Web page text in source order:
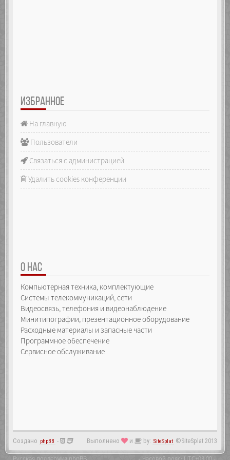
ИЗБРАННОЕ
На главную
Пользователи
Связаться с администрацией
Удалить cookies конференции
О НАС
Компьютерная техника, комплектующие
Системы телекоммуникаций, сети
Видеосвязь, телефония и видеонаблюдение
Минитипографии, презентационное оборудование
Расходные материалы и запасные части
Программное обеспечение
Сервисное обслуживание
Создано phpBB - Выполнено и by: SiteSplat ©SiteSplat 2013